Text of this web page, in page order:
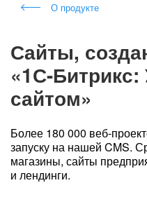
Забыли
О продукте
Сайты,
«1С-
сайтом»
Более 180 000 веб-
запуску на нашей CMS.
магазины, сайты
и лендинги.